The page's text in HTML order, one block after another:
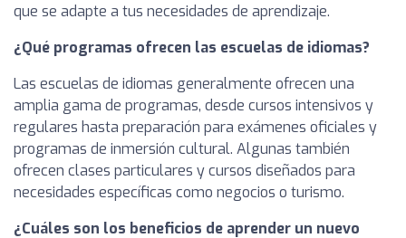
que se adapte a tus necesidades de aprendizaje.
¿Qué programas ofrecen las escuelas de idiomas?
Las escuelas de idiomas generalmente ofrecen una
amplia gama de programas, desde cursos intensivos y
regulares hasta preparación para exámenes oficiales y
programas de inmersión cultural. Algunas también
ofrecen clases particulares y cursos diseñados para
necesidades específicas como negocios o turismo.
¿Cuáles son los beneficios de aprender un nuevo